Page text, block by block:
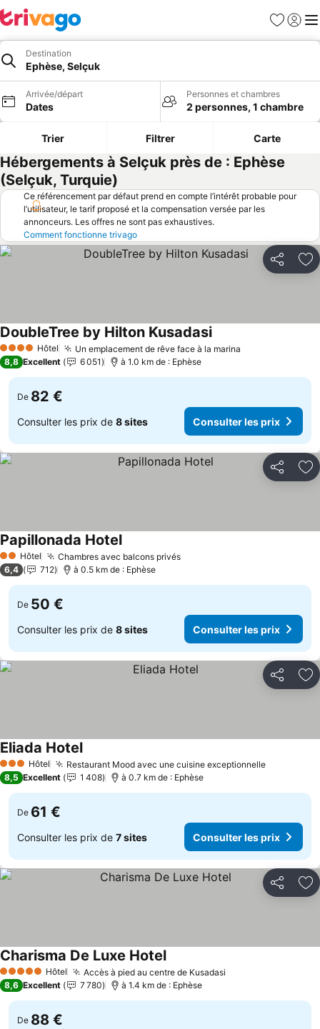
Favoris
Se
Destination
Ephèse, Selçuk
Arrivée/départ
Dates
Personnes et chambres
2 personnes, 1 chambre
Trier Filtrer Carte
Hébergements à Selçuk près de : Ephèse
(Selçuk, Turquie)
Ce référencement par défaut prend en compte l’intérêt probable pour
l’utilisateur, le tarif proposé et la compensation versée par les
annonceurs. Les offres ne sont pas exhaustives.
Comment fonctionne trivago
Partager
4 Étoiles Hôtel Un emplacement de rêve face à la marina
DoubleTree by Hilton Kusadasi
8,8 Excellent 6 051 à 1.0 km de : Ephèse
De 82 €
Consulter les prix de 8 sites Consulter les prix
Partager
2 Étoiles
Hôtel Chambres avec balcons privés
Papillonada Hotel
6,4 712 à 0.5 km de : Ephèse
De 50 €
Consulter les prix de 8 sites Consulter les prix
Partager
3 ÉtoilesHôtel Restaurant Mood avec une cuisine exceptionnelle
Eliada Hotel
8,5 Excellent 1 408 à 0.7 km de : Ephèse
De 61 €
Consulter les prix de 7 sites Consulter les prix
Partager
5 Étoiles Hôtel Accès à pied au centre de Kusadasi
Charisma De Luxe Hotel
8,6 Excellent 7 780 à 1.4 km de : Ephèse
De 88 €